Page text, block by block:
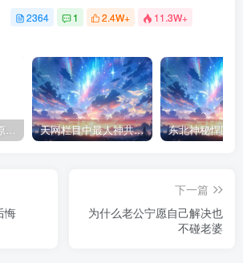
2364 1 2.4W+ 11.3W+
雨后小故事完整版原片动态图（图+文字解说版） 天网栏目中最人神共愤的一期《消失的夫妻》
悔
下一篇
为什么老公宁愿自己解决也
不碰老婆